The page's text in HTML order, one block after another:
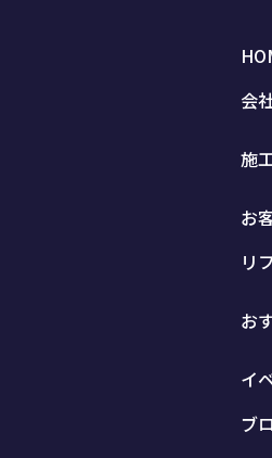
会
施
お
リ
お
イ
ブ